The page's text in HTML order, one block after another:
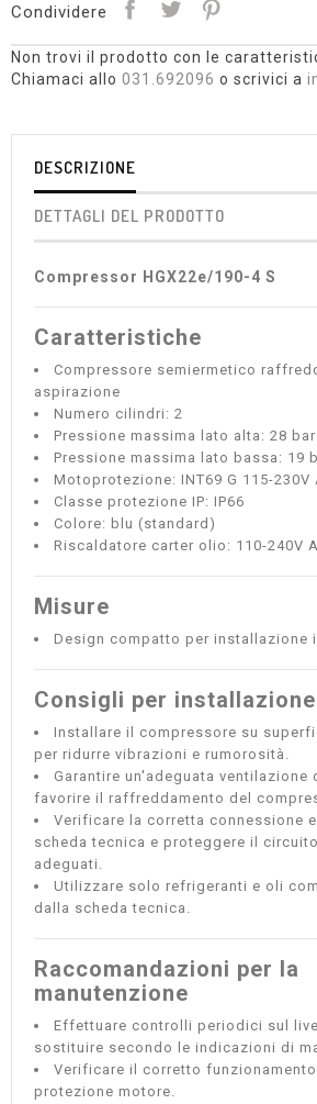
Condividere
Non trovi il prodotto con le
Chiamaci allo 031.692096 o scrivici a
DESCRIZIONE
DETTAGLI DEL PRODOTTO
Compressor HGX22e/190-4 S
Caratteristiche
Compressore semiermetico
aspirazione
Numero cilindri: 2
Pressione massima lato alta: 28 bar
Pressione massima lato bassa: 19
Motoprotezione: INT69 G 115-230V
Classe protezione IP: IP66
Colore: blu (standard)
Riscaldatore carter olio: 110-240V
Misure
Design compatto per installazione
Consigli per installazione
Installare il compressore su
per ridurre vibrazioni e rumorosità.
Garantire un'adeguata ventilazione
favorire il raffreddamento del
Verificare la corretta connessione
scheda tecnica e proteggere il
adeguati.
Utilizzare solo refrigeranti e oli
dalla scheda tecnica.
Raccomandazioni per la
manutenzione
Effettuare controlli periodici sul
sostituire secondo le indicazioni di
Verificare il corretto
protezione motore.